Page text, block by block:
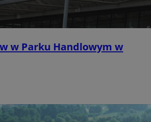
w Parku Handlowym w